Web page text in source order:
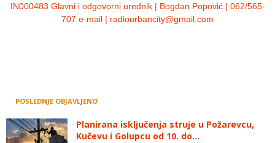
IN000483 Glavni i odgovorni urednik | Bogdan Popović | 062/565-
707 e-mail | radiourbancity@gmail.com
POSLEDNJE OBJAVLJENO
Planirana isključenja struje u Požarevcu,
Kučevu i Golupcu od 10. do...